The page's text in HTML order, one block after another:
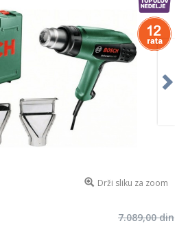
Drži sliku za zoom
7.089,00 din